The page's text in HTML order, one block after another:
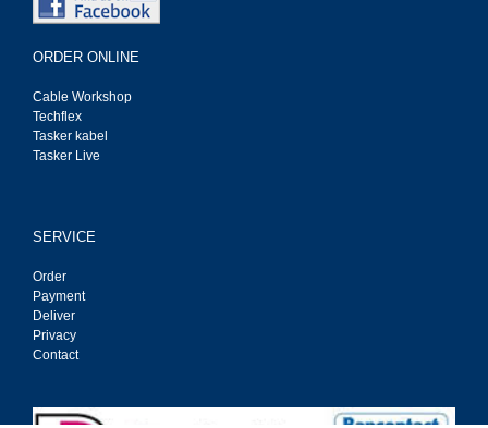
ORDER ONLINE
Cable Workshop
Techflex
Tasker kabel
Tasker Live
SERVICE
Order
Payment
Deliver
Privacy
Contact